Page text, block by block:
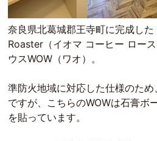
奈良県北葛城郡王寺町に完成し
Roaster（イオマ コーヒー ロー
ウスWOW（ワオ）。
準防火地域に対応した仕様のた
ですが、こちらのWOWは石膏ボ
を貼っています。